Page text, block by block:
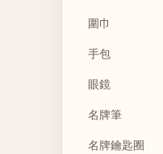
圍巾
手包
眼鏡
名牌筆
名牌鑰匙圈